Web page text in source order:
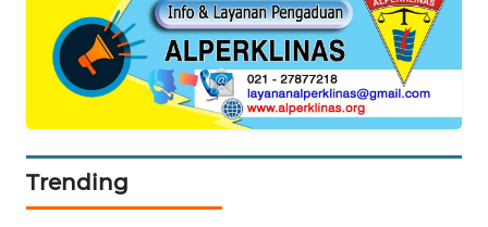
Trending
MAWAKA
ID